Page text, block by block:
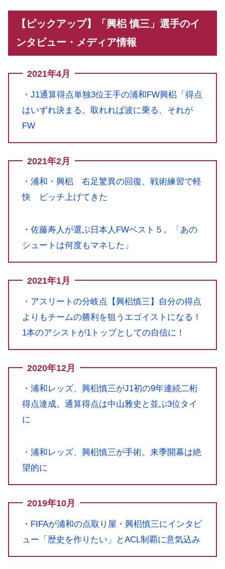
【ピックアップ】「興梠 慎三」選手のイ
ンタビュー・メディア情報
2021年4月
・ J1通算得点単独3位王手の浦和FW興梠「得点
はいずれ決まる。取れれば波に乗る、それが
FW
2021年2月
・ 浦和・興梠 右足驚異の回復、戦術練習で軽
快 ピッチ上げてきた
・ 佐藤寿人が選ぶ日本人FWベスト５。「あの
シュートは何度もマネした」
2021年1月
・ アスリートの分岐点【興梠慎三】自分の得点
よりもチームの勝利を狙うエゴイストになる！
1本のアシストが1トップとしての自信に！
2020年12月
・ 浦和レッズ、興梠慎三がJ1初の9年連続二桁
得点達成。通算得点は中山雅史と並ぶ3位タイ
に
・ 浦和レッズ、興梠慎三が手術。来季開幕は絶
望的に
2019年10月
・ FIFAが浦和の点取り屋・興梠慎三にインタビ
ュー「歴史を作りたい」とACL制覇に意気込み